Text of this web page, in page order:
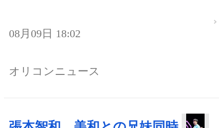
08月09日 18:02
オリコンニュース